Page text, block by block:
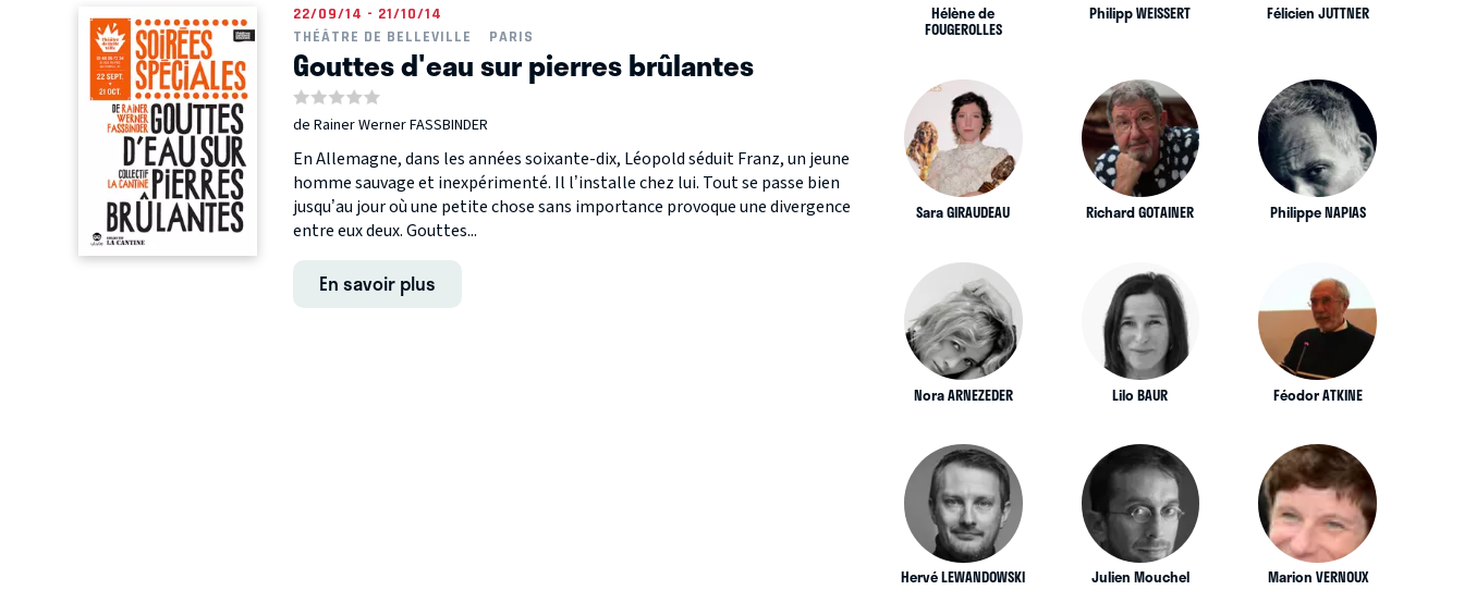
22/09/14 - 21/10/14
THÉÂTRE DE BELLEVILLE
PARIS
Gouttes d'eau sur pierres brûlantes
de Rainer Werner FASSBINDER
En Allemagne, dans les années soixante-dix, Léopold séduit Franz, un jeune
homme sauvage et inexpérimenté. Il l’installe chez lui. Tout se passe bien
jusqu’au jour où une petite chose sans importance provoque une divergence
entre eux deux. Gouttes...
En savoir plus
Hélène de
FOUGEROLLES
Philipp WEISSERT Félicien JUTTNER
Sara GIRAUDEAU Richard GOTAINER Philippe NAPIAS
Nora ARNEZEDER Lilo BAUR Féodor ATKINE
Hervé LEWANDOWSKI Julien Mouchel Marion VERNOUX